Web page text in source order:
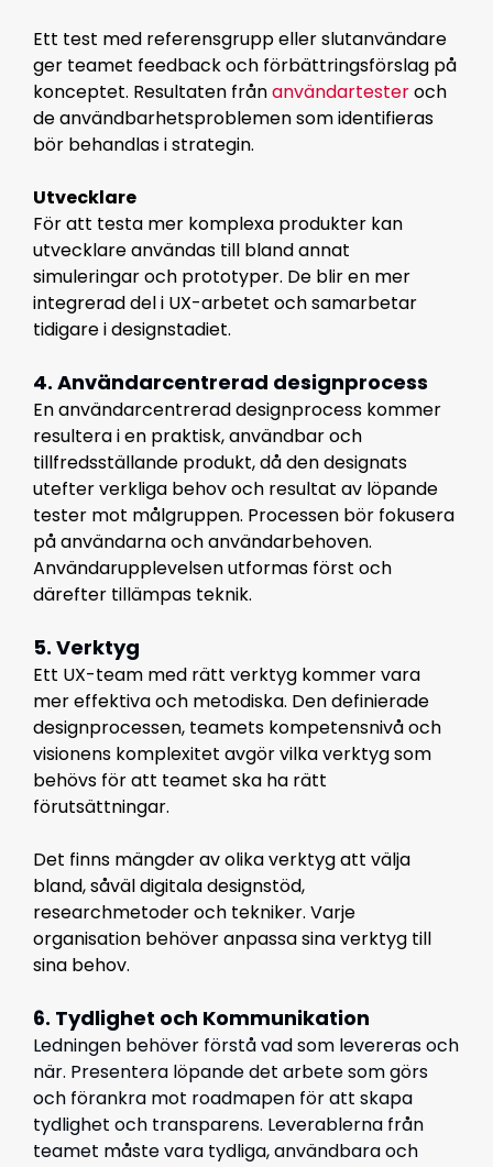
Ett test med referensgrupp eller slutanvändare
ger teamet feedback och förbättringsförslag på
konceptet. Resultaten frånanvändartesteroch
de användbarhetsproblemen som identifieras
bör behandlas i strategin.
Utvecklare
För att testa mer komplexa produkter kan
utvecklare användas till blandannat
simuleringar och prototyper. De blir en mer
integrerad del i UX-arbetet och samarbetar
tidigare i designstadiet.
4. Användarcentrerad designprocess
En användarcentrerad designprocess kommer
resultera i en praktisk, användbar och
tillfredsställande produkt, då den designats
utefter verkliga behov och resultat av löpande
tester mot målgruppen. Processen bör fokusera
på användarna och användarbehoven.
Användarupplevelsen utformas först och
därefter tillämpas teknik.
5. Verktyg
Ett UX-team med rätt verktyg kommer vara
mer effektiva och metodiska. Den definierade
designprocessen, teamets kompetensnivå och
visionens komplexitet avgör vilka verktyg som
behövs för att teamet ska ha rätt
förutsättningar.
Det finns mängder av olika verktyg att välja
bland, såväl digitala designstöd,
researchmetoder och tekniker. Varje
organisation behöver anpassa sina verktyg till
sina behov.
6. Tydlighet och Kommunikation
Ledningen behöver förstå vad som levereras och
när. Presentera löpande det arbete som görs
och förankra mot roadmapen för att skapa
tydlighet och transparens. Leverablerna från
teamet måste vara tydliga, användbara och